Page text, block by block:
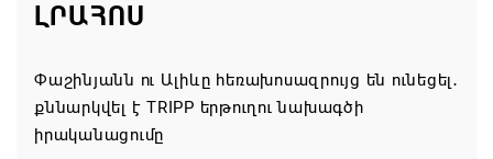
ԼՐԱՀՈՍ
Փաշինյանն ու Ալիևը հեռախոսազրույց են ունեցել․
քննարկվել է TRIPP երթուղու նախագծի
իրականացումը